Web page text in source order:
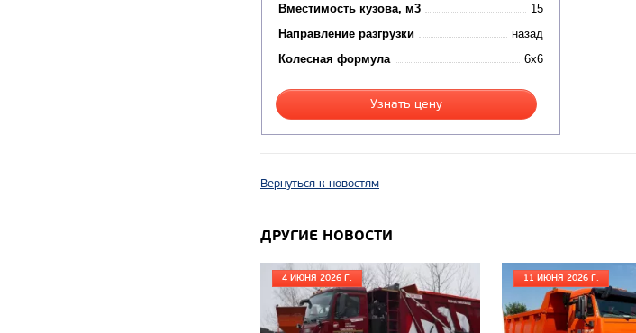
Вместимость кузова, м3
15
Направление разгрузки
назад
Колесная формула
6x6
Узнать цену
Вернуться к новостям
ДРУГИЕ НОВОСТИ
4 ИЮНЯ 2026 Г. 11 ИЮНЯ 2026 Г.